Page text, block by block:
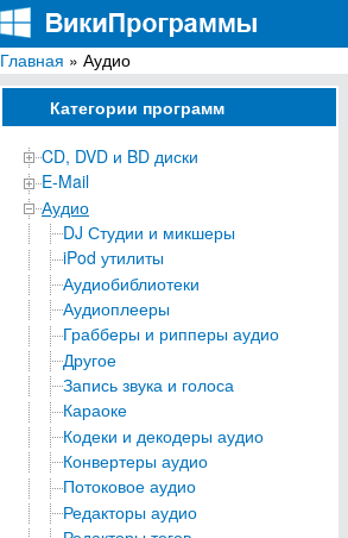
ВикиПрограммы
Энциклопедия бесплатных компьютерных
Главная » Аудио
Категории программ
CD, DVD и BD диски
E-Mail
Аудио
DJ Студии и микшеры
iPod утилиты
Аудиобиблиотеки
Аудиоплееры
Грабберы и рипперы аудио
Другое
Запись звука и голоса
Караоке
Кодеки и декодеры аудио
Конвертеры аудио
Потоковое аудио
Редакторы аудио